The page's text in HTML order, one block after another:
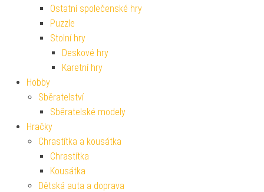
Ostatní společenské hry
Puzzle
Stolní hry
Deskové hry
Karetní hry
Hobby
Sběratelství
Sběratelské modely
Hračky
Chrastítka a kousátka
Chrastítka
Kousátka
Dětská auta a doprava